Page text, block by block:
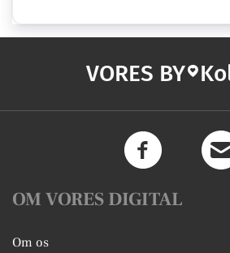
VORES BY
OM VORES DIGITAL
Om os